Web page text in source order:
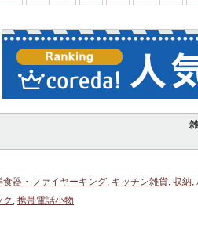
食器・ファイヤーキング, キッチン雑貨, 収納,
ク , 携帯電話小物